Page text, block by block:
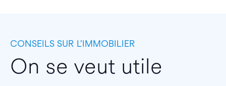
CONSEILS SUR L’IMMOBILIER
On se veut utile